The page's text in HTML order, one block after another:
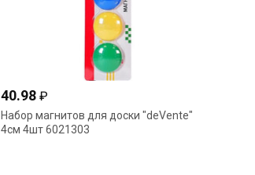
40.98 ₽
Набор магнитов для доски "deVente"
4см 4шт 6021303